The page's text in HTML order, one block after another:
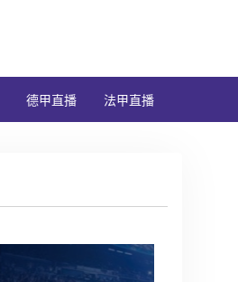
德甲直播 法甲直播